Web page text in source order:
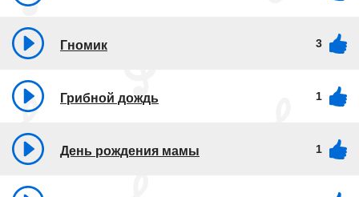
Гномик 3
Грибной дождь 1
День рождения мамы 1